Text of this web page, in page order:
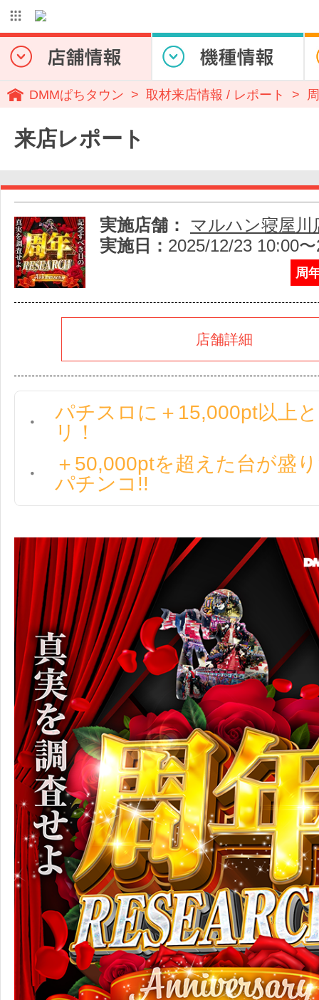
DMMぱちタウン 取材来店情報 / レポート
来店レポート
実施店舗：
マルハン寝屋川
実施日： 2025/12/23 10:00
周
店舗詳細
パチスロに＋15,000pt以上
リ！
＋50,000ptを超えた台が盛
パチンコ!!